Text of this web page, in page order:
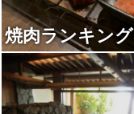
焼肉ランキング